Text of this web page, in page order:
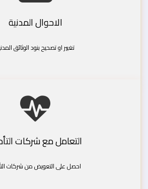
الاحوال المدنية
تغيير او تصحيح بنود الوثائق
التعامل مع شركات
احصل على التعويض من شركات